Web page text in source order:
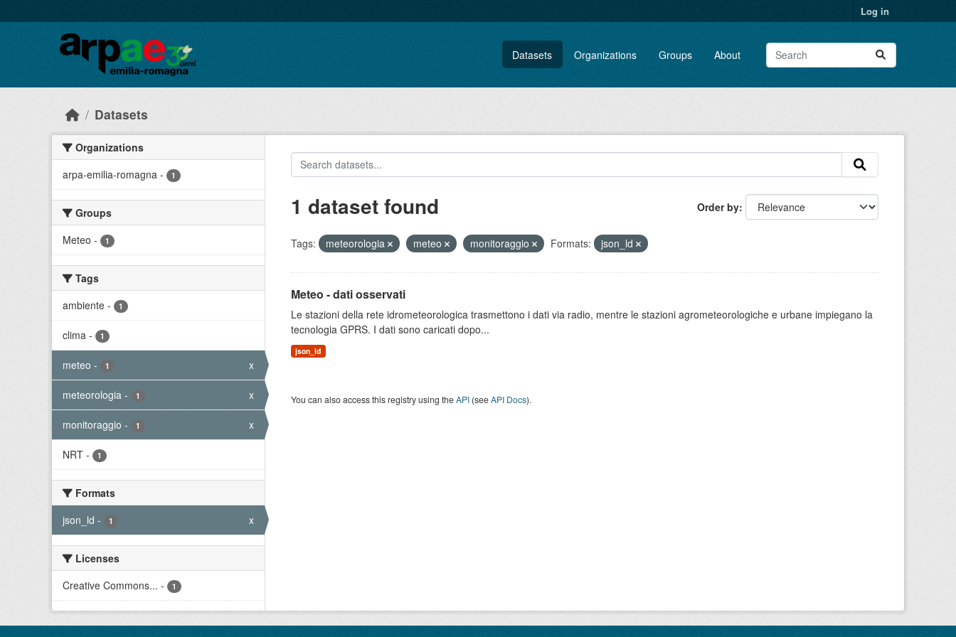
Log in
Datasets Organizations Groups About
Datasets
Organizations
arpa-emilia-romagna - 1
Groups
Meteo - 1
Tags
ambiente - 1
clima - 1
meteo - 1 x
meteorologia - 1 x
monitoraggio - 1 x
NRT - 1
Formats
json_ld - 1 x
Licenses
Creative Commons... - 1
Order by
1 dataset found
Tags: meteorologia meteo monitoraggio Formats: json_ld
Meteo - dati osservati
Le stazioni della rete idrometeorologica trasmettono i dati via radio, mentre le stazioni agrometeorologiche e urbane impiegano la
tecnologia GPRS. I dati sono caricati dopo...
json_ld
You can also access this registry using theAPI(seeAPI Docs).